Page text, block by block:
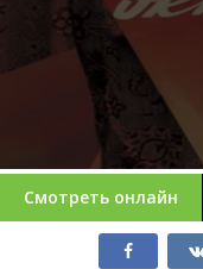
Смотреть онлайн